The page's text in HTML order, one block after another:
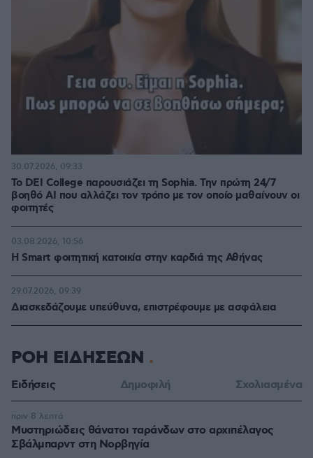
Το DEI College παρουσιάζει τη Sophia. Την πρώτη 24/7
βοηθό AI που αλλάζει τον τρόπο με τον οποίο μαθαίνουν οι
φοιτητές
30.07.2026, 09:33
Η Smart φοιτητική κατοικία στην καρδιά της Αθήνας
03.08.2026, 10:56
Διασκεδάζουμε υπεύθυνα, επιστρέφουμε με ασφάλεια
29.07.2026, 09:39
ΡΟΗ ΕΙΔΗΣΕΩΝ
Ειδήσεις Δημοφιλή Σχολιασμένα
Μυστηριώδεις θάνατοι ταράνδων στο αρχιπέλαγος
Σβάλμπαρντ στη Νορβηγία
πριν 8 λεπτά